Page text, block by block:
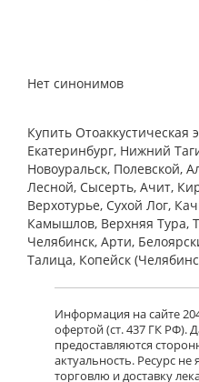
Нет синонимов
Купить Отоаккустическая
Екатеринбург, Нижний
Новоуральск, Полевской,
Лесной, Сысерть, Ачит,
Верхотурье, Сухой Лог,
Камышлов, Верхняя Тура,
Челябинск, Арти,
Талица, Копейск
Информация на сайте
офертой (ст. 437 ГК РФ).
предоставляются
актуальность. Ресурс
торговлю и доставку